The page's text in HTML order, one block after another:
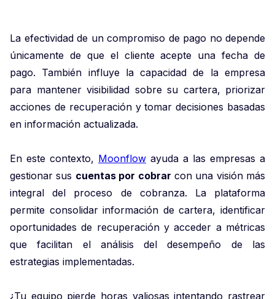
La efectividad de un compromiso de pago no depende
únicamente de que el cliente acepte una fecha de
pago. También influye la capacidad de la empresa
para mantener visibilidad sobre su cartera, priorizar
acciones de recuperación y tomar decisiones basadas
en información actualizada.
En este contexto, Moonflow ayuda a las empresas a
gestionar sus cuentas por cobrar con una visión más
integral del proceso de cobranza. La plataforma
permite consolidar información de cartera, identificar
oportunidades de recuperación y acceder a métricas
que facilitan el análisis del desempeño de las
estrategias implementadas.
¿Tu equipo pierde horas valiosas intentando rastrear